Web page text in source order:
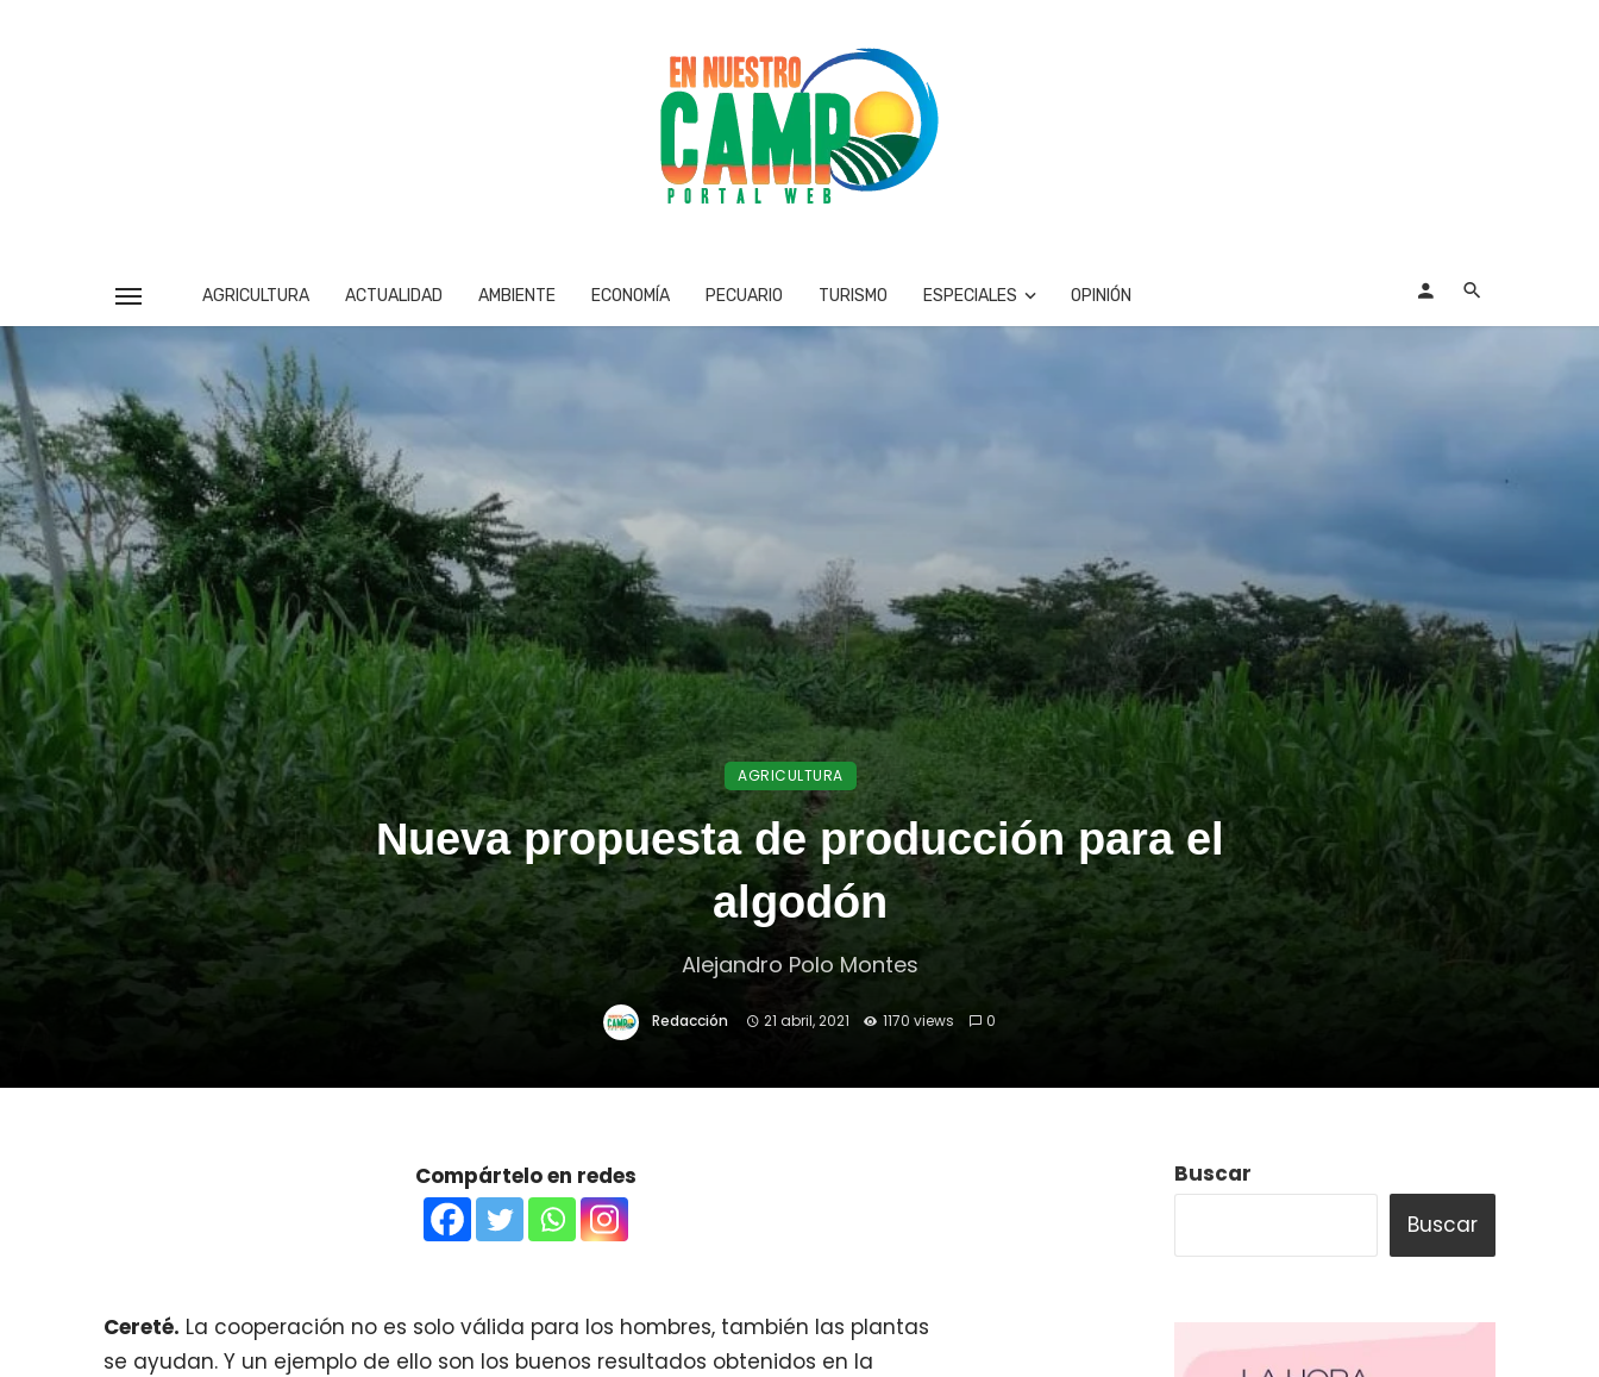
AGRICULTURA ACTUALIDAD AMBIENTE ECONOMÍA PECUARIO TURISMO ESPECIALES OPINIÓN
AGRICULTURA
Nueva propuesta de producción para el
algodón
Alejandro Polo Montes
Redacción 21 abril, 2021 1170 views 0
Compártelo en redes
Cereté. La cooperación no es solo válida para los hombres, también las plantas
se ayudan. Y un ejemplo de ello son los buenos resultados obtenidos en la
Buscar
Buscar